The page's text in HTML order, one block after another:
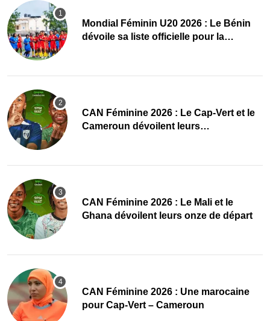
Mondial Féminin U20 2026 : Le Bénin
dévoile sa liste officielle pour la
CAN Féminine 2026 : Le Cap-Vert et le
Cameroun dévoilent leurs
‎CAN Féminine 2026 : Le Mali et le
Ghana dévoilent leurs onze de départ
‎CAN Féminine 2026 : Une marocaine
pour Cap-Vert – Cameroun